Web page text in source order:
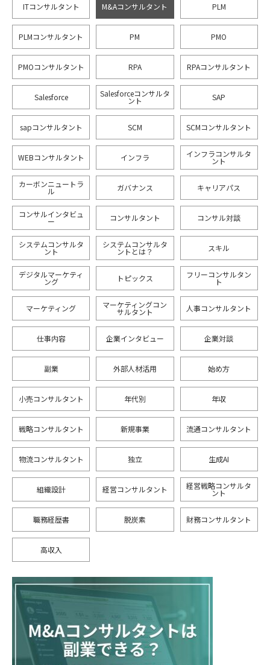
ITコンサルタント M&Aコンサルタント PLM
PLMコンサルタント PM PMO
PMOコンサルタント RPA RPAコンサルタント
Salesforce Salesforceコンサルタ
ント SAP
sapコンサルタント SCM SCMコンサルタント
WEBコンサルタント インフラ インフラコンサルタ
ント
カーボンニュートラ
ル ガバナンス キャリアパス
コンサルインタビュ
ー コンサルタント コンサル対談
システムコンサルタ
ント
システムコンサルタ
ントとは？ スキル
デジタルマーケティ
ング トピックス フリーコンサルタン
ト
マーケティング マーケティングコン
サルタント 人事コンサルタント
仕事内容 企業インタビュー 企業対談
副業 外部人材活用 始め方
小売コンサルタント 年代別 年収
戦略コンサルタント 新規事業 流通コンサルタント
物流コンサルタント 独立 生成AI
組織設計 経営コンサルタント 経営戦略コンサルタ
ント
職務経歴書 脱炭素 財務コンサルタント
高収入